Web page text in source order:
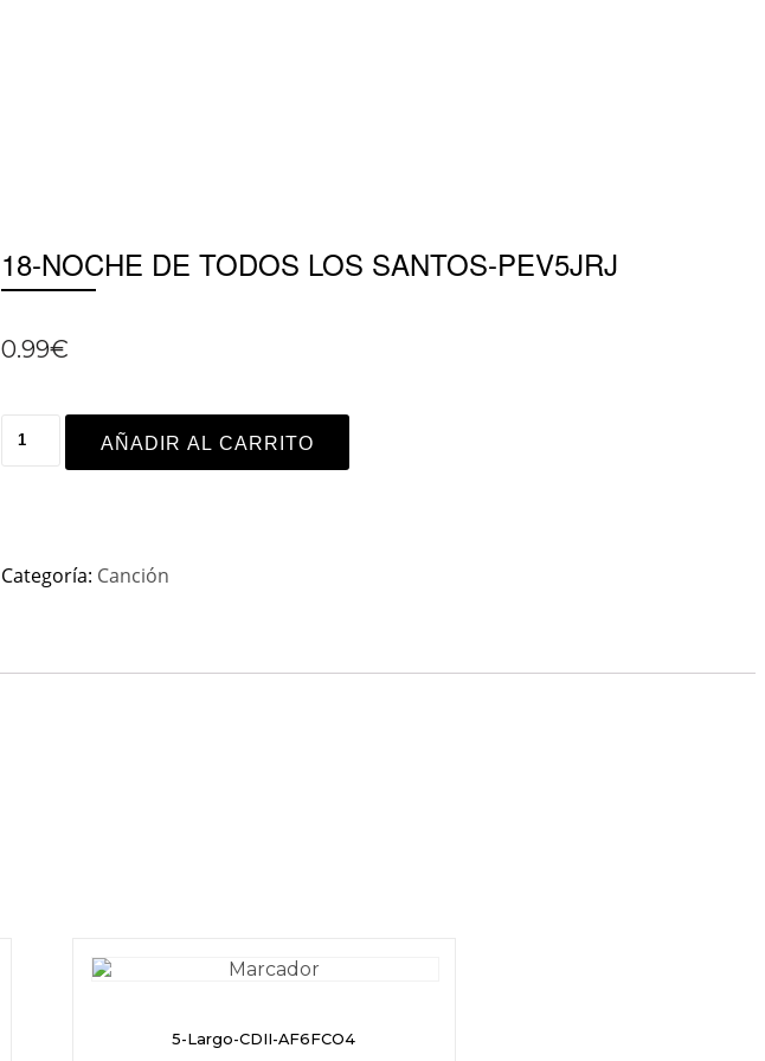
18-NOCHE DE TODOS LOS SANTOS-PEV5JRJ
0.99€
AÑADIR AL CARRITO
Categoría: Canción
5-Largo-CDII-AF6FCO4